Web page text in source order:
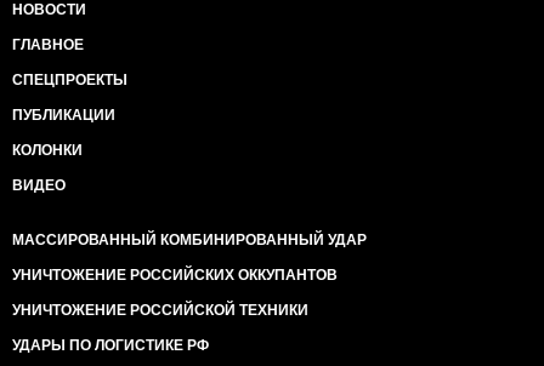
НОВОСТИ
ГЛАВНОЕ
СПЕЦПРОЕКТЫ
ПУБЛИКАЦИИ
КОЛОНКИ
ВИДЕО
МАССИРОВАННЫЙ КОМБИНИРОВАННЫЙ УДАР
УНИЧТОЖЕНИЕ РОССИЙСКИХ ОККУПАНТОВ
УНИЧТОЖЕНИЕ РОССИЙСКОЙ ТЕХНИКИ
УДАРЫ ПО ЛОГИСТИКЕ РФ